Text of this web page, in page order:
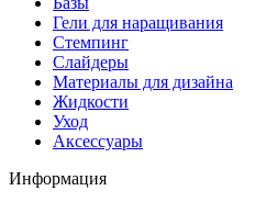
Гели для наращивания
Стемпинг
Слайдеры
Материалы для дизайна
Жидкости
Уход
Аксессуары
Информация